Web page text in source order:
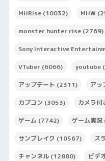
MHRise(10032) MHW
monster hunter rise(2769)
Sony Interactive
VTuber(6066) youtube
アップデート (2311) アッ
カプコン (3053) カメラ付
ゲーム (7742) ゲーム実況
サンブレイク (10567) ス
チャンネル(12880) ビデ